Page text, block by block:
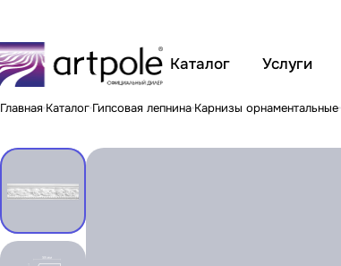
Каталог Услуги
Главная Каталог Гипсовая лепнина Карнизы орнаментальные